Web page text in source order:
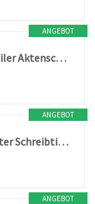
ANGEBOT
VASAGLE Rollcontainer, mobiler Aktenschrank mit 5 Schubladen
ANGEBOT
SONGMICS Rollcontainer, unter Schreibtisch, mit 3 Schublade, vormontiert
ANGEBOT